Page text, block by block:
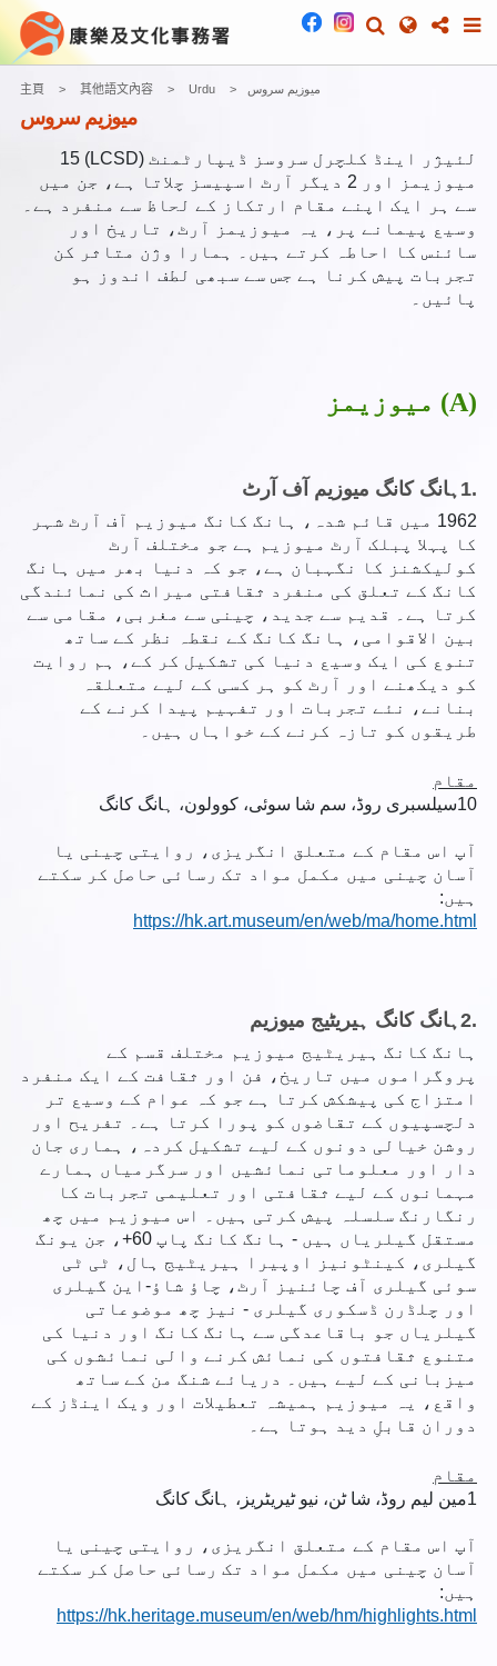
主頁 其他語文內容 Urdu میوزیم سروس
میوزیم سروس
لئیژر اینڈ کلچرل سروسز ڈیپارٹمنٹ (LCSD) 15
میوزیمز اور 2 دیگر آرٹ اسپیسز چلاتا ہے، جن میں
سے ہر ایک اپنے مقام ارتکاز کے لحاظ سے منفرد ہے۔
وسیع پیمانے پر، یہ میوزیمز آرٹ، تاریخ اور
سائنس کا احاطہ کرتے ہیں۔ ہمارا وژن متاثر کن
تجربات پیش کرنا ہے جس سے سبھی لطف اندوز ہو
پائیں۔
(A) میوزیمز
ہانگ کانگ میوزیم آف آرٹ 1.
1962 میں قائم شدہ، ہانگ کانگ میوزیم آف آرٹ شہر
کا پہلا پبلک آرٹ میوزیم ہے جو مختلف آرٹ
کولیکشنز کا نگہبان ہے، جو کہ دنیا بھر میں ہانگ
کانگ کے تعلق کی منفرد ثقافتی میراث کی نمائندگی
کرتا ہے۔ قدیم سے جدید، چینی سے مغربی، مقامی سے
بین الاقوامی، ہانگ کانگ کے نقطہ نظر کے ساتھ
تنوع کی ایک وسیع دنیا کی تشکیل کر کے، ہم روایت
کو دیکھنے اور آرٹ کو ہر کسی کے لیے متعلقہ
بنانے، نئے تجربات اور تفہیم پیدا کرنے کے
طریقوں کو تازہ کرنے کے خواہاں ہیں۔
مقام
سیلسبری روڈ، سم شا سوئی، کوولون، ہانگ کانگ10
آپ اس مقام کے متعلق انگریزی، روایتی چینی یا
آسان چینی میں مکمل مواد تک رسائی حاصل کر سکتے
ہیں:
https://hk.art.museum/en/web/ma/home.html
ہانگ کانگ ہیریٹیج میوزیم2.
ہانگ کانگ ہیریٹیج میوزیم مختلف قسم کے
پروگراموں میں تاریخ، فن اور ثقافت کے ایک منفرد
امتزاج کی پیشکش کرتا ہے جو کہ عوام کے وسیع تر
دلچسپیوں کے تقاضوں کو پورا کرتا ہے۔ تفریح اور
روشن خیالی دونوں کے لیے تشکیل کردہ، ہماری جان
دار اور معلوماتی نمائشیں اور سرگرمیاں ہمارے
مہمانوں کے لیے ثقافتی اور تعلیمی تجربات کا
رنگارنگ سلسلہ پیش کرتی ہیں۔ اس میوزیم میں چھ
مستقل گیلریاں ہیں - ہانگ کانگ پاپ 60+، جن یونگ
گیلری، کینٹونیز اوپیرا ہیریٹیج ہال، ٹی ٹی
سوئی گیلری آف چائنیز آرٹ، چاؤ شاؤ-این گیلری
اور چلڈرن ڈسکوری گیلری - نیز چھ موضوعاتی
گیلریاں جو باقاعدگی سے ہانگ کانگ اور دنیا کی
متنوع ثقافتوں کی نمائش کرنے والی نمائشوں کی
میزبانی کے لیے ہیں۔ دریائے شنگ من کے ساتھ
واقع، یہ میوزیم ہمیشہ تعطیلات اور ویک اینڈز کے
دوران قابلِ دید ہوتا ہے۔
مقام
مین لیم روڈ، شا ٹن، نیو ٹیریٹریز، ہانگ کانگ1
آپ اس مقام کے متعلق انگریزی، روایتی چینی یا
آسان چینی میں مکمل مواد تک رسائی حاصل کر سکتے
ہیں:
https://hk.heritage.museum/en/web/hm/highlights.html